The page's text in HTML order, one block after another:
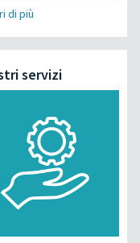
di più
servizi